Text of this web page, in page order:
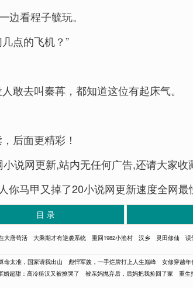
边看程子毓玩。
点的飞机？”
敢去叫秦苒，都知道这位有起床气。
后面更精彩！
说网更新,站内无任何广告,还请大家收
马甲又掉了20小说网更新速度全网最
目 录
大唐苟活 大乘期才有逆袭系统 重回1982小渔村 汉乡 灵田修仙 误
命太准，国家请我出山 彪悍军嫂，一手烂牌打上人生巅峰 女修穿越年
婚超甜：高冷糙汉又被撩哭了 被亲妈抛弃后，后妈把我捡回了家 重生